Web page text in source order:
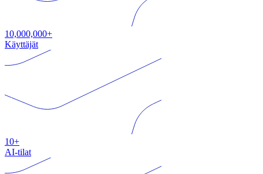
10,000,000+
Käyttäjät
10+
AI-tilat